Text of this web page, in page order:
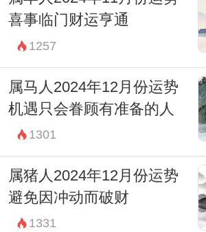
喜事临门财运亨通
1257
属马人2024年12月份运势
机遇只会眷顾有准备的人
1301
属猪人2024年12月份运势
避免因冲动而破财
1331